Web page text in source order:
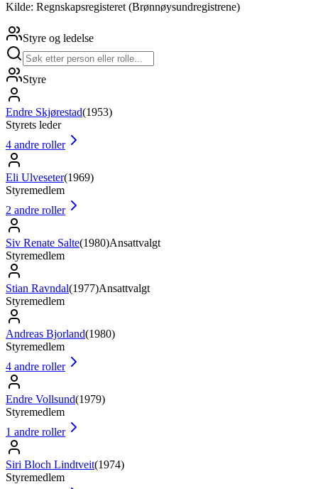
Kilde: Regnskapsregisteret (Brønnøysundregistrene)
Styre og ledelse
Styre
Endre Skjørestad(1953)
Styrets leder
4 andre roller
Eli Ulveseter(1969)
Styremedlem
2 andre roller
Siv Renate Salte(1980)Ansattvalgt
Styremedlem
Stian Ravndal(1977)Ansattvalgt
Styremedlem
Andreas Bjorland(1980)
Styremedlem
4 andre roller
Endre Vollsund(1979)
Styremedlem
1 andre roller
Siri Bloch Lindtveit(1974)
Styremedlem